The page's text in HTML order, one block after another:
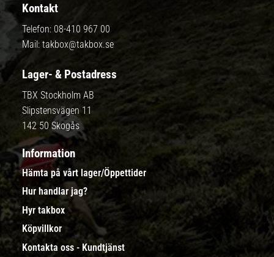
Kontakt
Telefon: 08-410 967 00
Mail: takbox@takbox.se
Lager- & Postadress
TBX Stockholm AB
Slipstensvägen 11
142 50 Skogås
Information
Hämta på vårt lager/Öppettider
Hur handlar jag?
Hyr takbox
Köpvillkor
Kontakta oss - Kundtjänst